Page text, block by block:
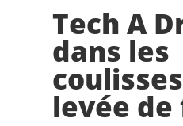
Tech A
dans les
levée de